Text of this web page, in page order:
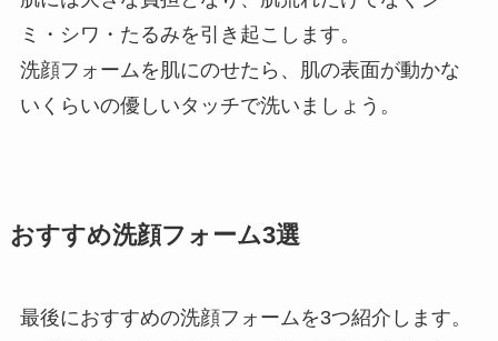
ミ・シワ・たるみを引き起こします。
洗顔フォームを肌にのせたら、肌の表面が動かな
いくらいの優しいタッチで洗いましょう。
おすすめ洗顔フォーム3選
最後におすすめの洗顔フォームを3つ紹介します。